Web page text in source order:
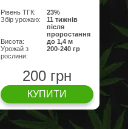
Рівень ТГК:
23%
Збір урожаю:
11 тижнів
після
проростання
Висота:
до 1,4 м
Урожай з
рослини:
200-240 гр
200 грн
КУПИТИ